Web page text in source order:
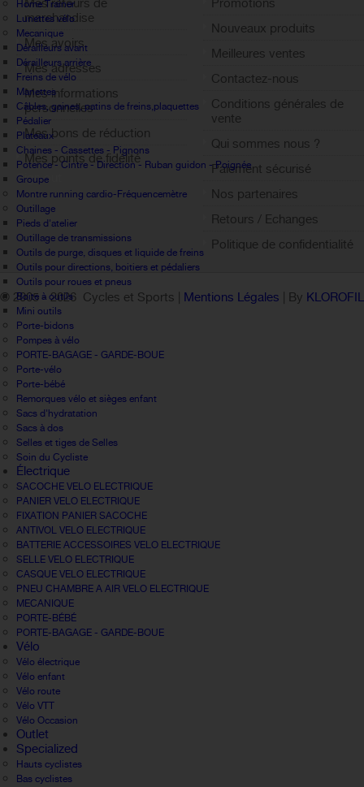
Home Trainer
Lunettes vélo
Mecanique
Dérailleurs avant
Dérailleurs arrière
Freins de vélo
Manettes
Câbles, gaines, patins de freins,plaquettes
Pédalier
Plateaux
Chaines - Cassettes - Pignons
Potence - Cintre - Direction - Ruban guidon - Poignée
Groupe
Montre running cardio-Fréquencemètre
Outillage
Pieds d'atelier
Outillage de transmissions
Outils de purge, disques et liquide de freins
Outils pour directions, boitiers et pédaliers
Outils pour roues et pneus
Boite à outils
Mini outils
Porte-bidons
Pompes à vélo
PORTE-BAGAGE - GARDE-BOUE
Porte-vélo
Porte-bébé
Remorques vélo et sièges enfant
Sacs d'hydratation
Sacs à dos
Selles et tiges de Selles
Soin du Cycliste
Électrique
SACOCHE VELO ELECTRIQUE
PANIER VELO ELECTRIQUE
FIXATION PANIER SACOCHE
ANTIVOL VELO ELECTRIQUE
BATTERIE ACCESSOIRES VELO ELECTRIQUE
SELLE VELO ELECTRIQUE
CASQUE VELO ELECTRIQUE
PNEU CHAMBRE A AIR VELO ELECTRIQUE
MECANIQUE
PORTE-BÉBÉ
PORTE-BAGAGE - GARDE-BOUE
Vélo
Vélo électrique
Vélo enfant
Vélo route
Vélo VTT
Vélo Occasion
Outlet
Specialized
Hauts cyclistes
Bas cyclistes
Mes retours de
marchandise
Mes avoirs
Mes adresses
Mes informations
personnelles
Mes bons de réduction
Mes points de fidélité
Sign out
Promotions
Nouveaux produits
Meilleures ventes
Contactez-nous
Conditions générales de
vente
Qui sommes nous ?
Paiement sécurisé
Nos partenaires
Retours / Echanges
Politique de confidentialité
© 2005 -2026 Cycles et Sports | Mentions Légales | By